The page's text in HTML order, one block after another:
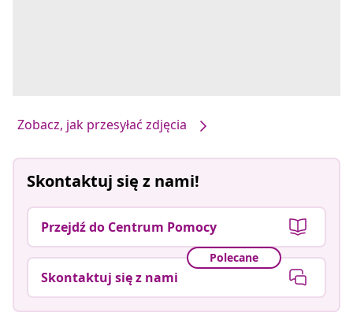
Zobacz, jak przesyłać zdjęcia
Skontaktuj się z nami!
Przejdź do Centrum Pomocy
Polecane
Skontaktuj się z nami